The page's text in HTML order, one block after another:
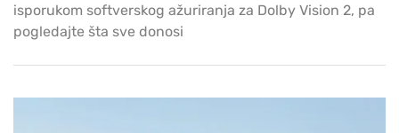
isporukom softverskog ažuriranja za Dolby Vision 2, pa
pogledajte šta sve donosi